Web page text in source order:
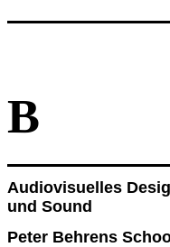
B
Audiovisuelles
und Sound
Peter Behrens